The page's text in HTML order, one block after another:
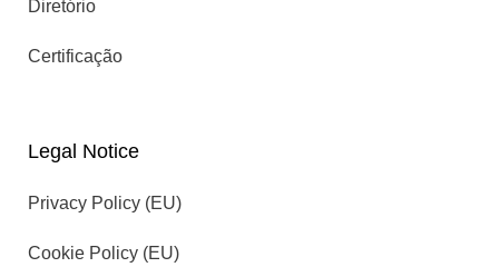
Diretório
Certificação
Legal Notice
Privacy Policy (EU)
Cookie Policy (EU)